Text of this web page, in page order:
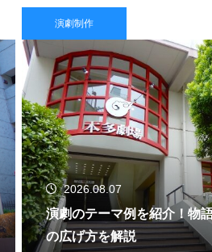
演劇制作
2026.08.07
演劇のテーマ例を紹介！物
の広げ方を解説